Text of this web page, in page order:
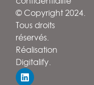
© Copyright 2024.
Tous droits
réservés.
Réalisation
Digitalify.